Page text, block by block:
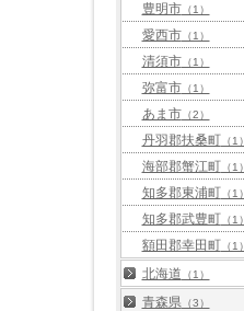
豊明市（1）
愛西市（1）
清須市（1）
弥富市（1）
あま市（2）
丹羽郡扶桑町 （1）
海部郡蟹江町 （1）
知多郡東浦町 （1）
知多郡武豊町 （1）
額田郡幸田町 （1）
北海道 （1）
青森県 （3）